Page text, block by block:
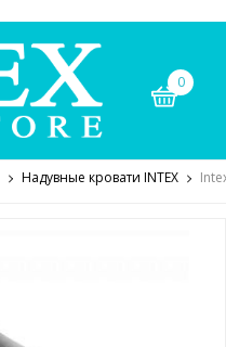
0
Надувные кровати INTEX